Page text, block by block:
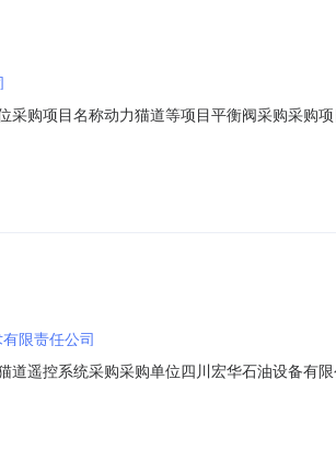
购项目名称动力猫道等项目平衡阀采购采购
报价路径：电子采购--供应商自助--投标报价
限责任公司
遥控系统采购采购单位四川宏华石油设备有